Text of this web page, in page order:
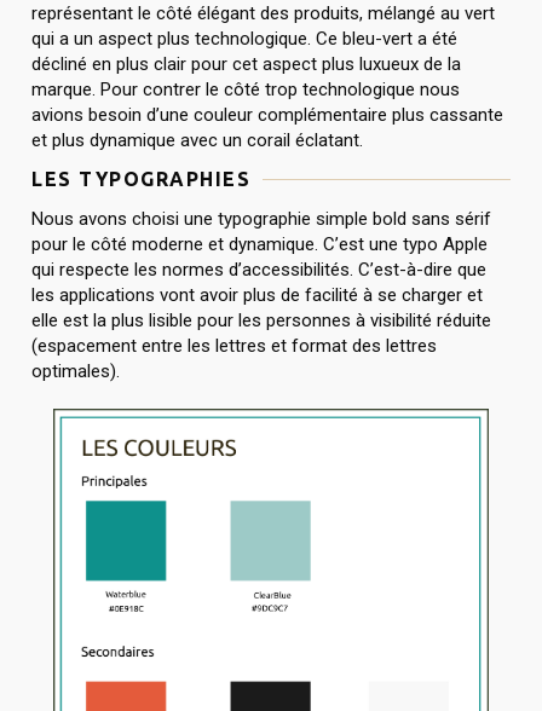
représentant le côté élégant des produits, mélangé au vert
qui a un aspect plus technologique. Ce bleu-vert a été
décliné en plus clair pour cet aspect plus luxueux de la
marque. Pour contrer le côté trop technologique nous
avions besoin d’une couleur complémentaire plus cassante
et plus dynamique avec un corail éclatant.
LES TYPOGRAPHIES
Nous avons choisi une typographie simple bold sans sérif
pour le côté moderne et dynamique. C’est une typo Apple
qui respecte les normes d’accessibilités. C’est-à-dire que
les applications vont avoir plus de facilité à se charger et
elle est la plus lisible pour les personnes à visibilité réduite
(espacement entre les lettres et format des lettres
optimales).